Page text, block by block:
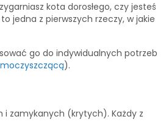
kota dorosłego, czy jesteś
jedna z pierwszych rzeczy, w jakie
go do indywidualnych potrzeb
).
i zamykanych (krytych). Każdy z